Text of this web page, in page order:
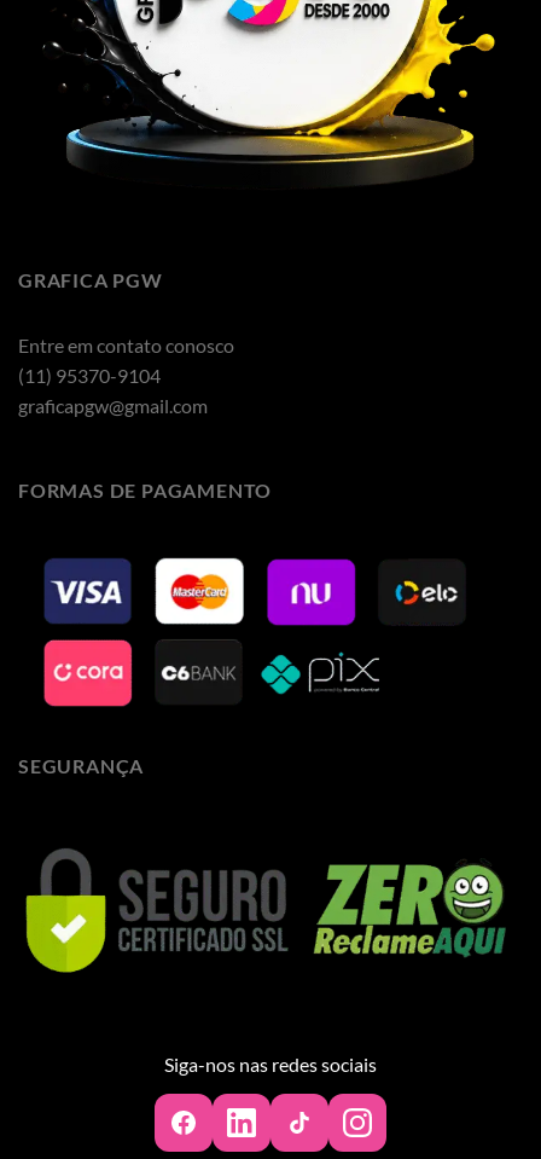
GRAFICA PGW
Entre em contato conosco
(11) 95370-9104
graficapgw@gmail.com
FORMAS DE PAGAMENTO
SEGURANÇA
Siga-nos nas redes sociais